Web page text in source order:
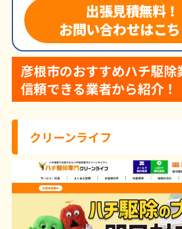
出張見積無料！
お問い合わせはこ
彦根市のおすすめハチ駆除
信頼できる業者から紹介！
クリーンライフ